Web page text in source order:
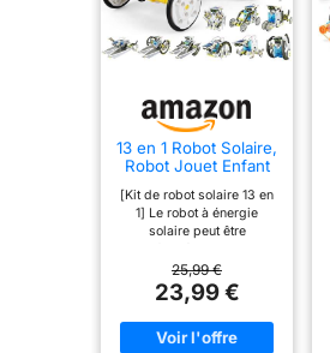
13 en 1 Robot Solaire,
Robot Jouet Enfant
[Kit de robot solaire 13 en
1] Le robot à énergie
solaire peut être
différents qui peuvent se
déplacer sur terre ou sur
l'eau pour que vos enfants
puissent les construire.
Deux niveaux de
25,99 €
23,99 €